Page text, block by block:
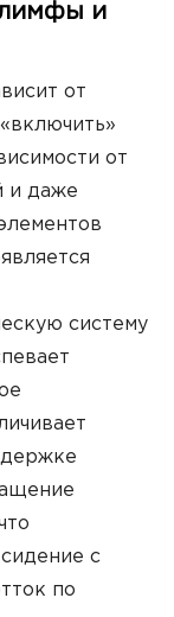
лимфы и
от
от
и даже
систему
с
по